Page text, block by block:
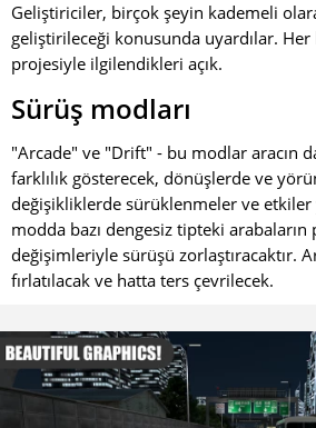
Geliştiriciler, birçok şeyin kademeli
geliştirileceği konusunda uyardılar. Her
projesiyle ilgilendikleri açık.
Sürüş modları
"Arcade" ve "Drift" - bu modlar aracın
farklılık gösterecek, dönüşlerde ve
değişikliklerde sürüklenmeler ve etkiler
modda bazı dengesiz tipteki arabaların
değişimleriyle sürüşü zorlaştıracaktır.
fırlatılacak ve hatta ters çevrilecek.